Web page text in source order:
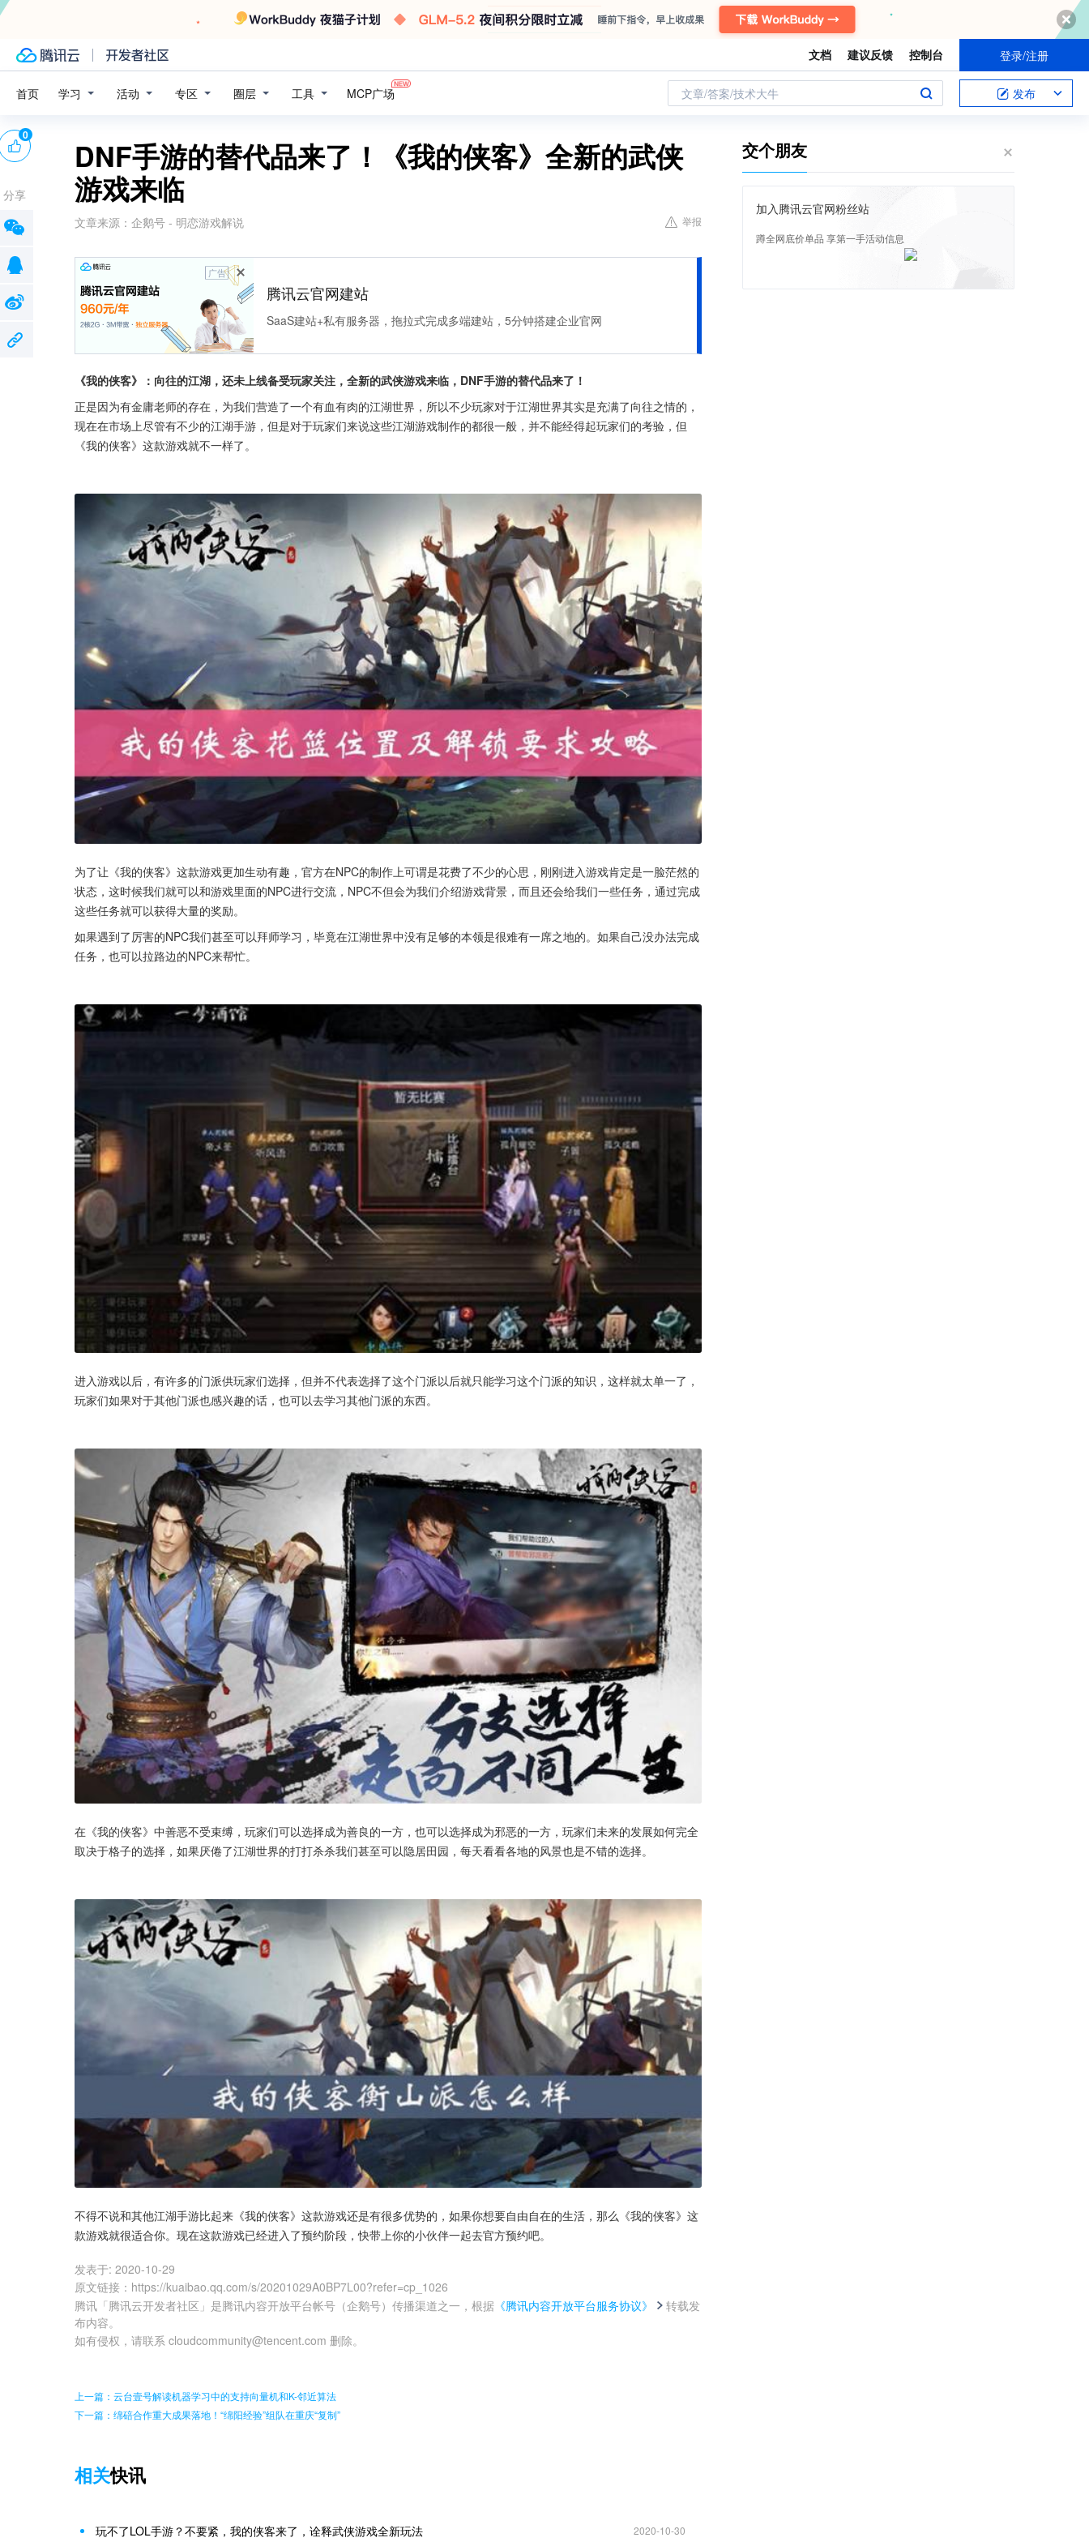
文档 建议反馈 控制台 登录/注册
首页 学习 活动 专区 圈层 工具 MCP广场 文章/答案/技术大牛 发布
DNF手游的替代品来了！《我的侠客》全新的武侠
游戏来临
文章来源： 企鹅号 - 明恋游戏解说 举报
广告
腾讯云官网建站
SaaS建站+私有服务器，拖拉式完成多端建站，5分钟搭建企业官网
《我的侠客》：向往的江湖，还未上线备受玩家关注，全新的武侠游戏来临，DNF手游的替代品来了！
正是因为有金庸老师的存在，为我们营造了一个有血有肉的江湖世界，所以不少玩家对于江湖世界其实是充满了向往之情的，
现在在市场上尽管有不少的江湖手游，但是对于玩家们来说这些江湖游戏制作的都很一般，并不能经得起玩家们的考验，但
《我的侠客》这款游戏就不一样了。
为了让《我的侠客》这款游戏更加生动有趣，官方在NPC的制作上可谓是花费了不少的心思，刚刚进入游戏肯定是一脸茫然的
状态，这时候我们就可以和游戏里面的NPC进行交流，NPC不但会为我们介绍游戏背景，而且还会给我们一些任务，通过完成
这些任务就可以获得大量的奖励。
如果遇到了厉害的NPC我们甚至可以拜师学习，毕竟在江湖世界中没有足够的本领是很难有一席之地的。如果自己没办法完成
任务，也可以拉路边的NPC来帮忙。
进入游戏以后，有许多的门派供玩家们选择，但并不代表选择了这个门派以后就只能学习这个门派的知识，这样就太单一了，
玩家们如果对于其他门派也感兴趣的话，也可以去学习其他门派的东西。
在《我的侠客》中善恶不受束缚，玩家们可以选择成为善良的一方，也可以选择成为邪恶的一方，玩家们未来的发展如何完全
取决于格子的选择，如果厌倦了江湖世界的打打杀杀我们甚至可以隐居田园，每天看看各地的风景也是不错的选择。
不得不说和其他江湖手游比起来《我的侠客》这款游戏还是有很多优势的，如果你想要自由自在的生活，那么《我的侠客》这
款游戏就很适合你。现在这款游戏已经进入了预约阶段，快带上你的小伙伴一起去官方预约吧。
发表于: 2020-10-29
原文链接 ： https://kuaibao.qq.com/s/20201029A0BP7L00?refer=cp_1026
腾讯「腾讯云开发者社区」是腾讯内容开放平台帐号（企鹅号）传播渠道之一，根据 《腾讯内容开放平台服务协议》
转载发
布内容。
如有侵权，请联系 cloudcommunity@tencent.com 删除。
0
分享
上一篇：云台壹号解读机器学习中的支持向量机和K-邻近算法
下一篇：绵碚合作重大成果落地！“绵阳经验”组队在重庆“复制”
相关快讯
玩不了LOL手游？不要紧，我的侠客来了，诠释武侠游戏全新玩法 2020-10-30
交个朋友
加入腾讯云官网粉丝站
蹲全网底价单品 享第一手活动信息